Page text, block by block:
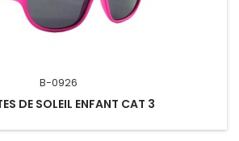
B-0926
DE SOLEIL ENFANT CAT 3